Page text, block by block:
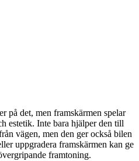
på det, men framskärmen spelar
estetik. Inte bara hjälper den till
vägen, men den ger också bilen
uppgradera framskärmen kan ge
framtoning.